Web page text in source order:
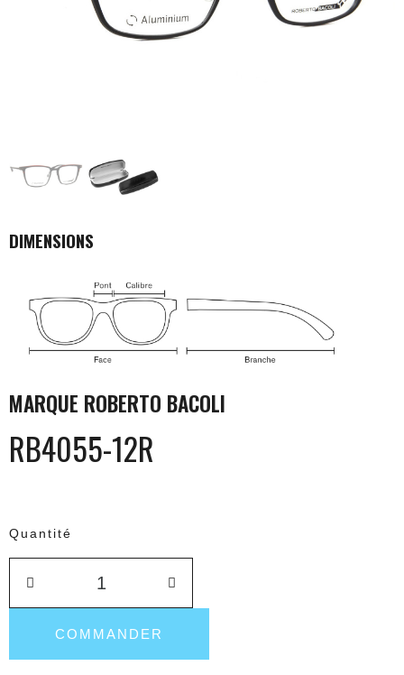
DIMENSIONS
MARQUE ROBERTO BACOLI
RB4055-12R
Quantité
COMMANDER